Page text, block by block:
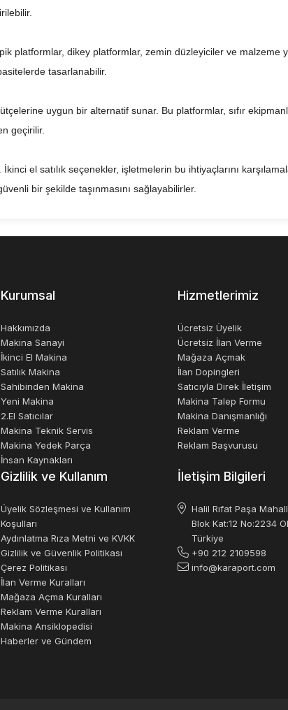
platformlar, dikey platformlar, zemin düzleyiciler ve malzeme
tasarlanabilir.
uygun bir alternatif sunar. Bu platformlar, sıfır
geçirilir.
el satılık seçenekler, işletmelerin bu ihtiyaçlarını
bir şekilde taşınmasını sağlayabilirler.
Kurumsal
Hakkımızda
Makina Sanayi
İkinci El Makina
Satılık Makina
Sahibinden Makina
Yeni Makina
2.El Satıcılar
Makina Teknik Servis
Makina Yedek Parça
İnsan Kaynakları
Hizmetlerimiz
Ücretsiz Üyelik
Ücretsiz İlan Verme
Mağaza Açmak
İlan Dopingleri
Satıcıyla Direk İletişim
Makina Talep Formu
Makina Danışmanlığı
Reklam Verme
Reklam Başvurusu
Gizlilik ve Kullanım
Üyelik Sözleşmesi ve Kullanım
Koşulları
Aydınlatma Rıza Metni ve KVKK
Gizlilik ve Güvenlik Politikası
Çerez Politikası
İlan Verme Kuralları
Mağaza Açma Kuralları
Reklam Verme Kuralları
Makina Ansiklopedisi
Haberler ve Gündem
İletişim Bilgileri
Halil Rıfat Paşa
Blok Kat:12 No:2234
Türkiye
+90 212 2109598
info@karaport.com